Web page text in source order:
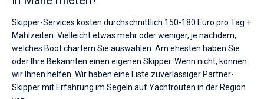
Skipper-Services kosten durchschnittlich 150-180 Euro pro Tag +
Mahlzeiten. Vielleicht etwas mehr oder weniger, je nachdem,
welches Boot chartern Sie auswählen. Am ehesten haben Sie
oder Ihre Bekannten einen eigenen Skipper. Wenn nicht, können
wir Ihnen helfen. Wir haben eine Liste zuverlässiger Partner-
Skipper mit Erfahrung im Segeln auf Yachtrouten in der Region